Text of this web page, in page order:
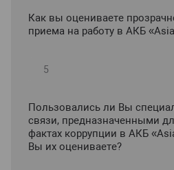
Как вы оцениваете
приема на работу в АКБ
Пользовались ли Вы
связи, предназначенными
фактах коррупции в АКБ
Вы их оцениваете?